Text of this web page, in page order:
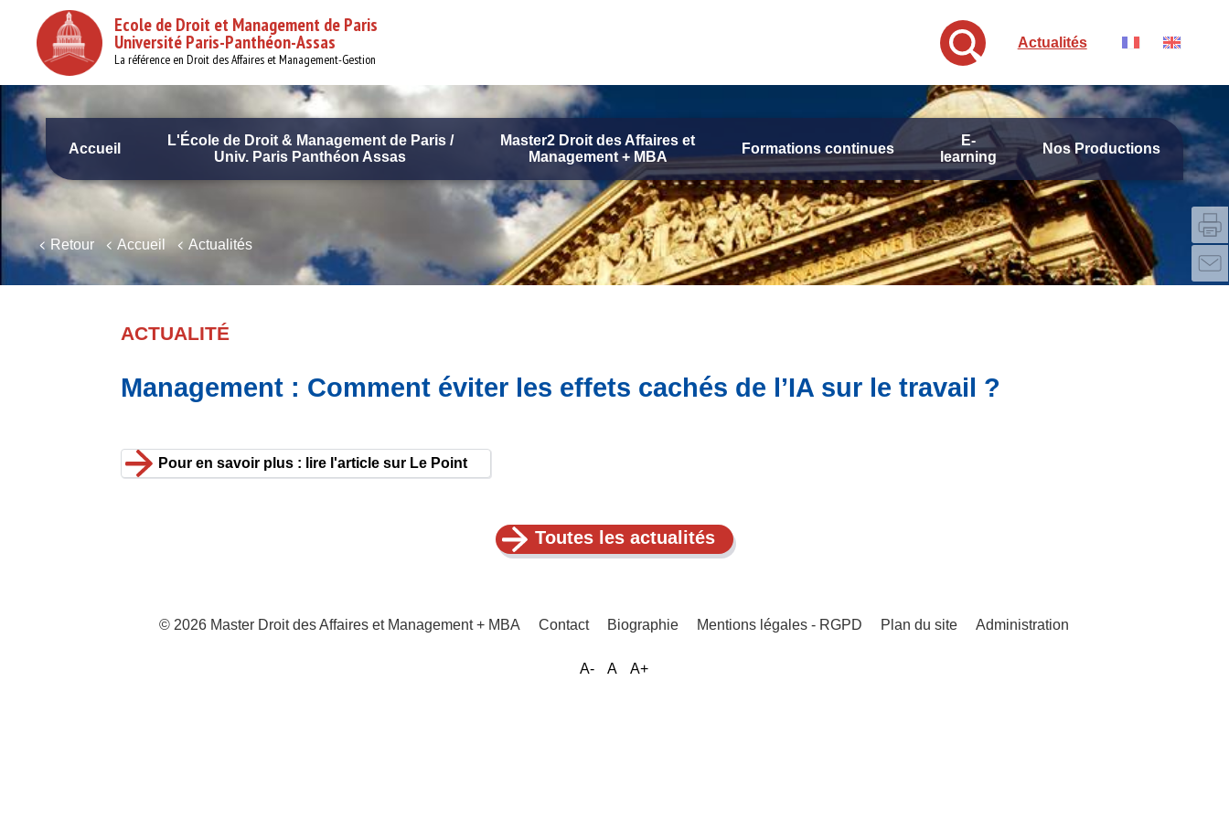
contenu
principal
Ecole de Droit et Management de Paris
Université Paris-Panthéon-Assas
La référence en Droit des Affaires et Management-Gestion
Actualités
Navigation
principale
Accueil
L'École de Droit & Management de Paris /
Univ. Paris Panthéon Assas
Master2 Droit des Affaires et
Management + MBA
Formations continues
E-
learning
Nos Productions
Retour Accueil Actualités
ACTUALITÉ
Management : Comment éviter les effets cachés de l’IA sur le travail ?
Pour en savoir plus : lire l'article sur Le Point
Toutes les actualités
© 2026 Master Droit des Affaires et Management + MBA
Menu
Contact Biographie Mentions légales - RGPD Plan du site Administration
A- A A+